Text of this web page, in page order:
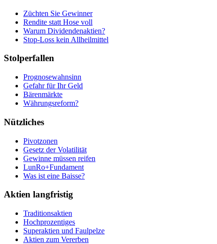
Züchten Sie Gewinner
Rendite statt Hose voll
Warum Dividendenaktien?
Stop-Loss kein Allheilmittel
Stolperfallen
Prognosewahnsinn
Gefahr für Ihr Geld
Bärenmärkte
Währungsreform?
Nützliches
Pivotzonen
Gesetz der Volatilität
Gewinne müssen reifen
LunRo+Fundament
Was ist eine Baisse?
Aktien langfristig
Traditionsaktien
Hochprozentiges
Superaktien und Faulpelze
Aktien zum Vererben